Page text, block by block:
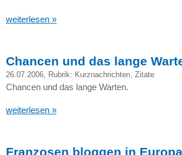
weiterlesen »
Chancen und das lange
26.07.2006, Rubrik: Kurznachrichten, Zitate
Chancen und das lange Warten.
weiterlesen »
Franzosen bloggen in